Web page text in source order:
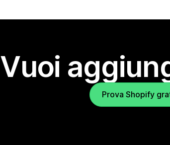
Vuoi
Prova Shopify